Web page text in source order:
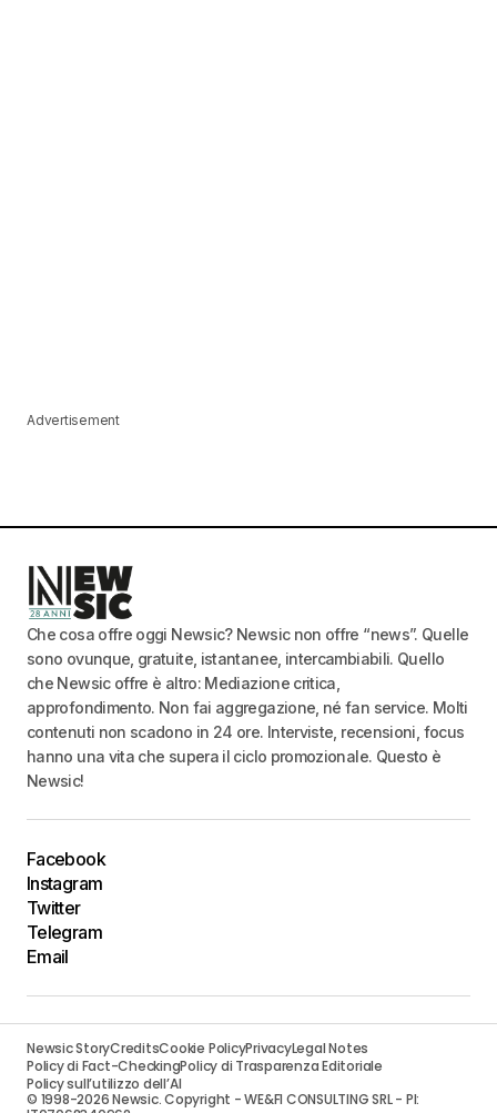
Advertisement
Che cosa offre oggi Newsic? Newsic non offre “news”. Quelle
sono ovunque, gratuite, istantanee, intercambiabili. Quello
che Newsic offre è altro: Mediazione critica,
approfondimento. Non fai aggregazione, né fan service. Molti
contenuti non scadono in 24 ore. Interviste, recensioni, focus
hanno una vita che supera il ciclo promozionale. Questo è
Newsic!
Facebook
Instagram
Twitter
Telegram
Email
Newsic StoryCreditsCookie PolicyPrivacyLegal Notes
Policy di Fact-CheckingPolicy di Trasparenza Editoriale
Policy sull’utilizzo dell’AI
© 1998-2026 Newsic. Copyright - WE&FI CONSULTING SRL - PI: